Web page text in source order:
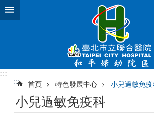
跳到主要內容區塊
:::
:::
首頁 特色發展中心 小兒過敏免疫
小兒過敏免疫科